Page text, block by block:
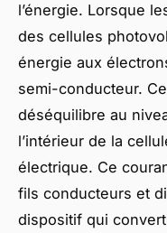
l’énergie. Lorsque
des cellules
énergie aux
semi-conducteur.
déséquilibre au
l’intérieur de la
électrique. Ce
fils conducteurs et
dispositif qui